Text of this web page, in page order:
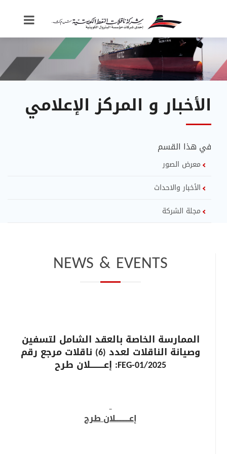
الأخبار و المركز الإعلامي
في هذا القسم
معرض الصور
الأخبار والاحداث
مجلة الشركة
NEWS & EVENTS
الممارسة الخاصة بالعقد الشامل لتسفين
وصيانة الناقلات لعدد (6) ناقلات مرجع رقم
FEG-01/2025: إعـــــــــلان طرح
إعـــــــــلان طرح